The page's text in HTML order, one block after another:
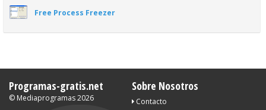
Free Process Freezer
Programas-gratis.net
© Mediaprogramas2026
Sobre Nosotros
Contacto